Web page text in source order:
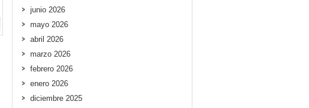
junio 2026
mayo 2026
abril 2026
marzo 2026
febrero 2026
enero 2026
diciembre 2025